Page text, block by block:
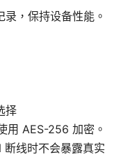
，保持设备性能。
择
用 AES-256 加密。
线时不会暴露真实